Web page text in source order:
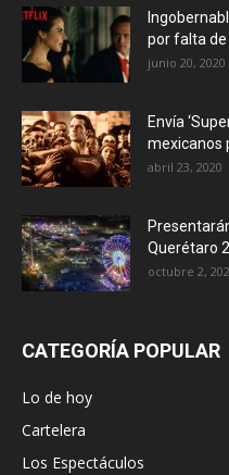
por falta
junio 20, 2020
Envía
mexicanos
abril 23, 2020
Querétaro
octubre 2,
CATEGORÍA POPULAR
Lo de hoy
Cartelera
Los Espectáculos